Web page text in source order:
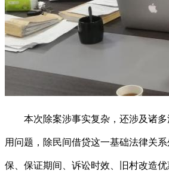
本次除案涉事实复杂，还涉及诸
用问题，除民间借贷这一基础法律关
保、保证期间、诉讼时效、 旧村改造